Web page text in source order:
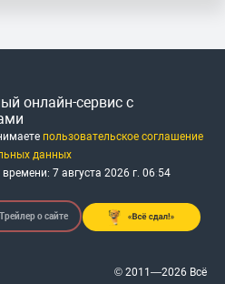
онлайн-сервис с
пользовательское соглашение
данных
времени: 7 августа 2026 г. 06:54
Трейлер о сайте
© 2011—2026 Всё